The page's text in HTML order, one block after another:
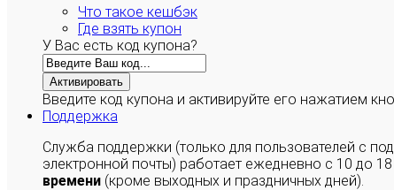
Что такое кешбэк
Где взять купон
У Вас есть код купона?
Активировать
Введите код купона и активируйте его нажатием
Поддержка
Служба поддержки (только для пользователей с
электронной почты) работает ежедневно с 10 до
времени (кроме выходных и праздничных дней).